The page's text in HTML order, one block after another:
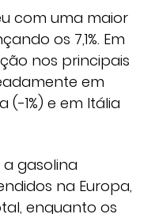
com uma maior
os 7,1%. Em
nos principais
em
(-1%) e em Itália
gasolina
na Europa,
enquanto os